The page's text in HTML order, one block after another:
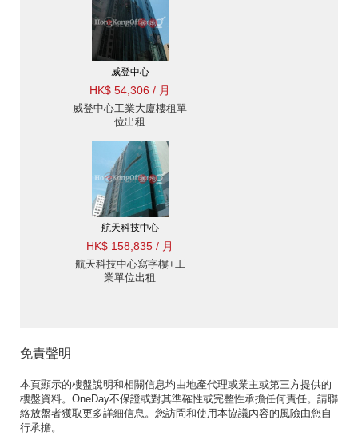
威登中心
HK$ 54,306 / 月
威登中心工業大廈樓租單
位出租
航天科技中心
HK$ 158,835 / 月
航天科技中心寫字樓+工
業單位出租
免責聲明
本頁顯示的樓盤說明和相關信息均由地產代理或業主或第三方提供的
樓盤資料。OneDay不保證或對其準確性或完整性承擔任何責任。請聯
絡放盤者獲取更多詳細信息。您訪問和使用本協議內容的風險由您自
行承擔。